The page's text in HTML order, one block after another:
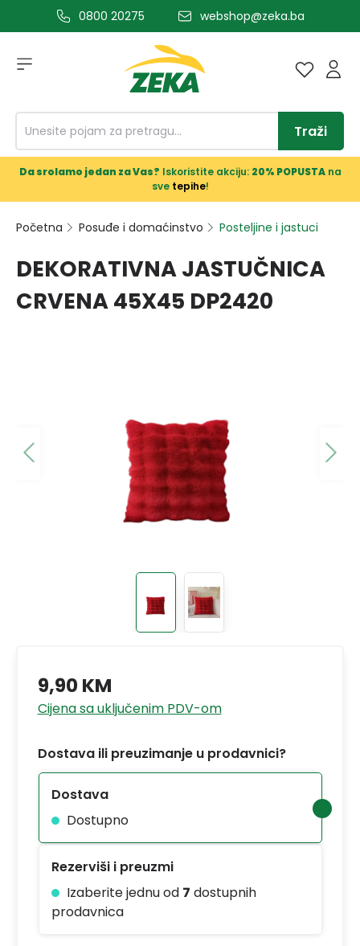
glavni sadržaj0800 20275 webshop@zeka.ba
Traži
Da srolamo jedan za Vas? Iskoristite akciju: 20% POPUSTAna
sve tepihe!
Početna Posuđe i domaćinstvo Posteljine i jastuci
DEKORATIVNA JASTUČNICA
CRVENA 45X45 DP2420
9,90 KM
Cijena sa uključenim PDV-om
Dostava ili preuzimanje u prodavnici?
Dostava
Dostupno
Rezerviši i preuzmi
Izaberite jednu od 7 dostupnih
prodavnica